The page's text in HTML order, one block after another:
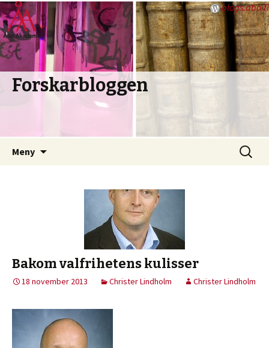
blogs.abo.fi
Forskarbloggen
Meny
Sök
efter:
Bakom valfrihetens kulisser
18 november 2013 Christer Lindholm Christer Lindholm